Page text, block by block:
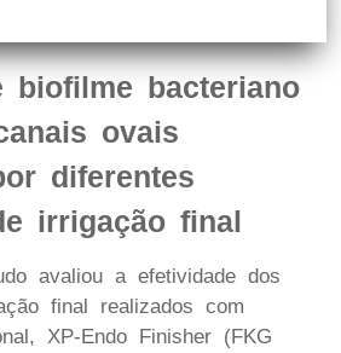
biofilme bacteriano
ovais
diferentes
irrigação final
avaliou a efetividade dos
final realizados com
XP-Endo Finisher (FKG